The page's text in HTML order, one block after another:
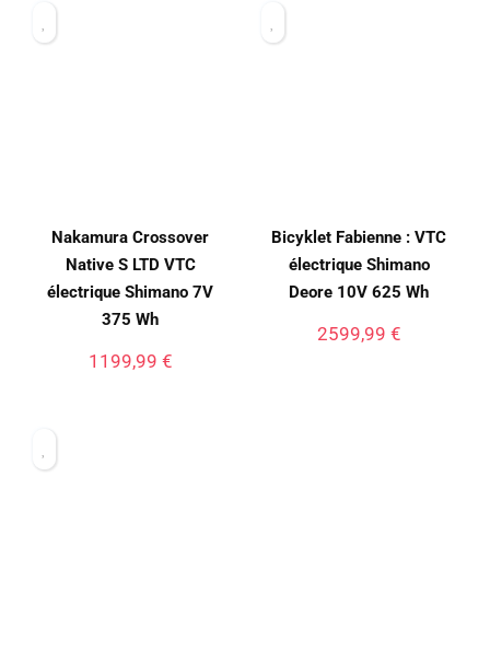
Nakamura Crossover
Native S LTD VTC
électrique Shimano 7V
375 Wh
1199,99 €
Bicyklet Fabienne : VTC
électrique Shimano
Deore 10V 625 Wh
2599,99 €